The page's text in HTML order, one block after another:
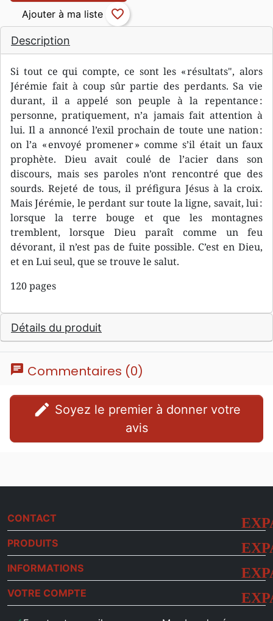
Description
Si tout ce qui compte, ce sont les « résultats", alors
Jérémie fait à coup sûr partie des perdants. Sa vie
durant, il a appelé son peuple à la repentance :
personne, pratiquement, n’a jamais fait attention à
lui. Il a annoncé l’exil prochain de toute une nation :
on l’a « envoyé promener » comme s’il était un faux
prophète. Dieu avait coulé de l’acier dans son
discours, mais ses paroles n’ont rencontré que des
sourds. Rejeté de tous, il préfigura Jésus à la croix.
Mais Jérémie, le perdant sur toute la ligne, savait, lui :
lorsque la terre bouge et que les montagnes
tremblent, lorsque Dieu paraît comme un feu
dévorant, il n’est pas de fuite possible. C’est en Dieu,
et en Lui seul, que se trouve le salut.
120 pages
Détails du produit
favorite_border
chat Commentaires (0)
edit
avis
CONTACT
PRODUITS
INFORMATIONS
VOTRE COMPTE